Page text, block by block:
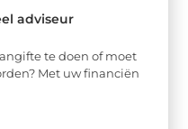
adviseur
te doen of moet
Met uw financiën